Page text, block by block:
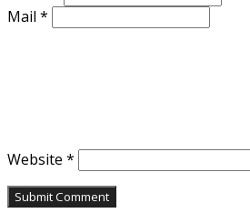
Mail *
Website *